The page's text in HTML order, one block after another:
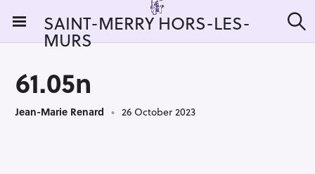
i
SAINT-MERRY HORS-LES-
MURS e
61.05n
Jean-Marie Renard 26 October 2023